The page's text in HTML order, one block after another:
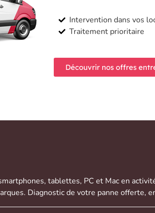
Intervention dans vos
Traitement prioritaire
Découvrir nos offres
, tablettes, PC et Macen
Diagnostic de votre panne offerte,